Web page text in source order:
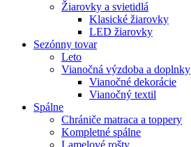
Žiarovky a svietidlá
Klasické žiarovky
LED žiarovky
Sezónny tovar
Leto
Vianočná výzdoba a doplnky
Vianočné dekorácie
Vianočný textil
Spálne
Chrániče matraca a toppery
Kompletné spálne
Lamelové rošty